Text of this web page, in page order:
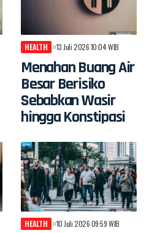
HEALTH 13 Juli 2026 10:04 WIB
Menahan Buang Air
Besar Berisiko
Sebabkan Wasir
hingga Konstipasi
HEALTH 10 Juli 2026 09:59 WIB